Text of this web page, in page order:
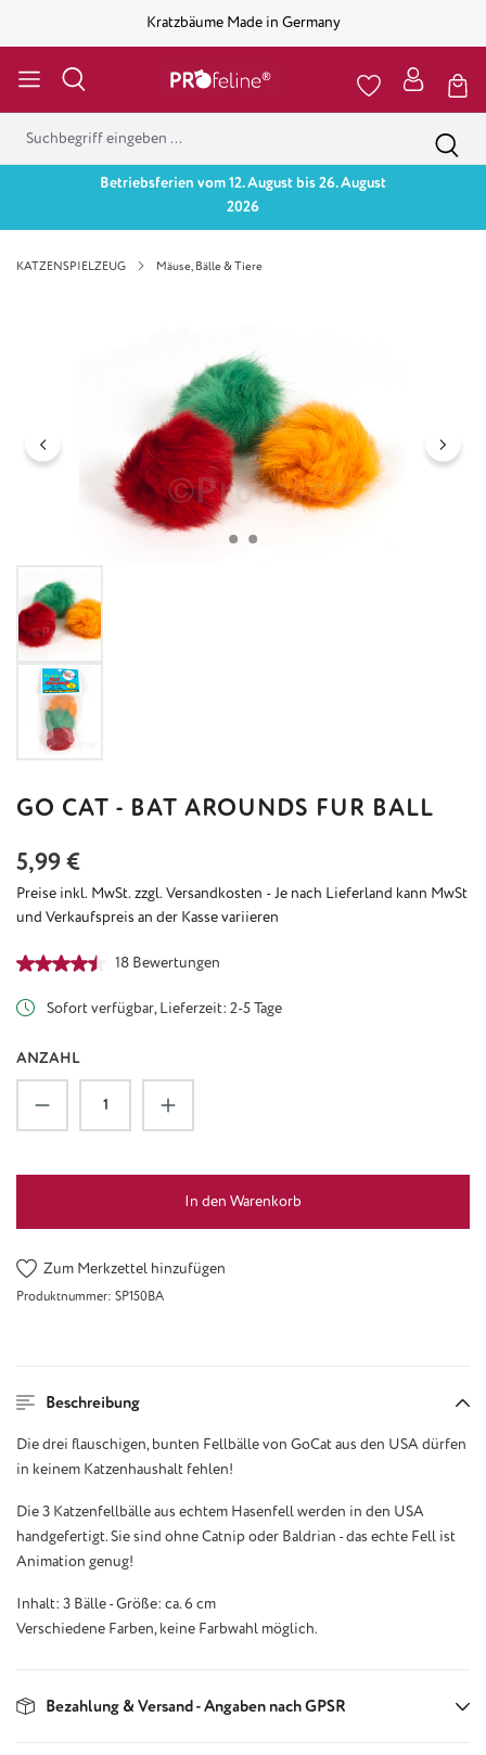
Kratzbäume Made in Germany
Betriebsferien vom 12. August bis 26. August
2026
KATZENSPIELZEUG Mäuse, Bälle & Tiere
GO CAT - BAT AROUNDS FUR BALL
Regulärer Preis:
5,99 €
Preise inkl. MwSt. zzgl. Versandkosten - Je nach Lieferland kann MwSt
und Verkaufspreis an der Kasse variieren
Durchschnittliche Bewertung von 4.53 von 5 Sternen
18 Bewertungen
Sofort verfügbar, Lieferzeit: 2-5 Tage
ANZAHL
Produkt Anzahl: Gib den gewünschten Wert
In den Warenkorb
Zum Merkzettel hinzufügen
Produktnummer: SP150BA
Beschreibung
Die drei flauschigen, bunten Fellbälle von GoCat aus den USA dürfen
in keinem Katzenhaushalt fehlen!
Die 3 Katzenfellbälle aus echtem Hasenfell werden in den USA
handgefertigt. Sie sind ohne Catnip oder Baldrian - das echte Fell ist
Animation genug!
Inhalt: 3 Bälle - Größe: ca. 6 cm
Verschiedene Farben, keine Farbwahl möglich.
Bezahlung & Versand - Angaben nach GPSR